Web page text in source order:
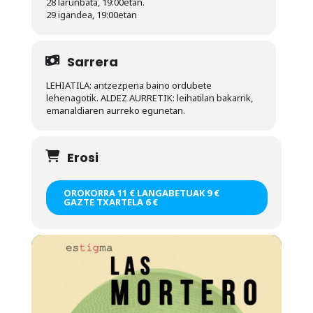
29 igandea, 19:00etan
Sarrera
LEHIATILA: antzezpena baino ordubete
lehenagotik. ALDEZ AURRETIK: leihatilan bakarrik,
emanaldiaren aurreko egunetan.
Erosi
OROKORRA 11 € LANGABETUAK 9 €
GAZTE TXARTELA 6 €